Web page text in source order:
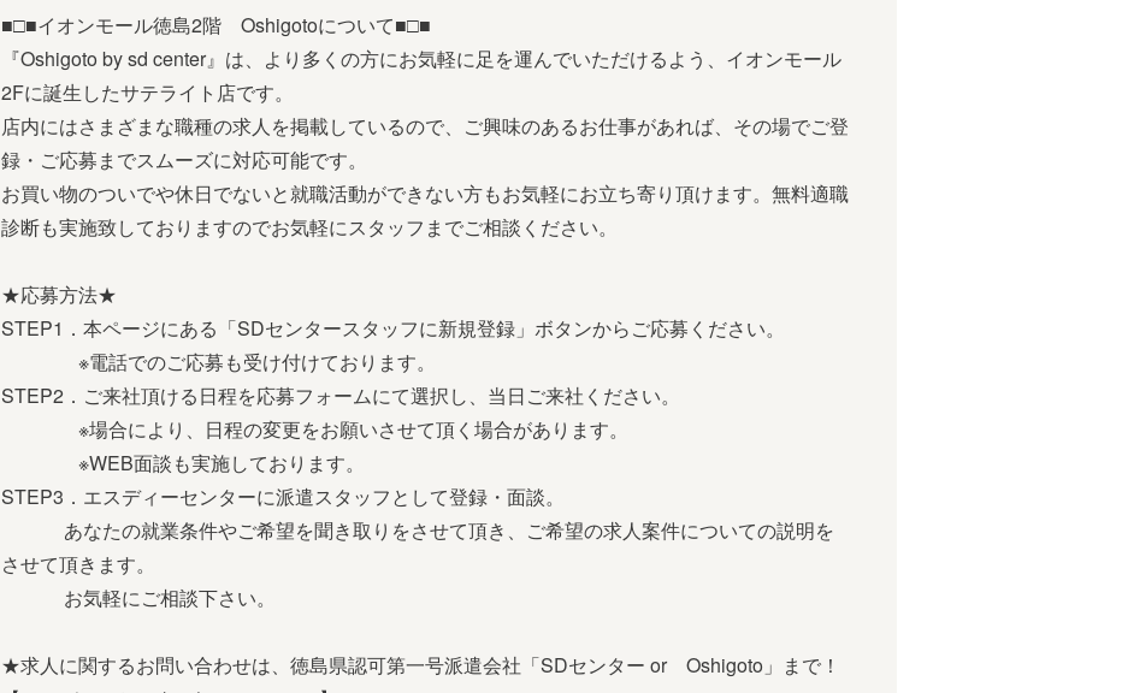
■□■イオンモール徳島2階 Oshigotoについて■□■
『Oshigoto by sd center』は、より多くの方にお気軽に足を運んでいただけるよう、イオンモール
2Fに誕生したサテライト店です。
店内にはさまざまな職種の求人を掲載しているので、ご興味のあるお仕事があれば、その場でご登
録・ご応募までスムーズに対応可能です。
お買い物のついでや休日でないと就職活動ができない方もお気軽にお立ち寄り頂けます。無料適職
診断も実施致しておりますのでお気軽にスタッフまでご相談ください。
★応募方法★
STEP1．本ページにある「SDセンタースタッフに新規登録」ボタンからご応募ください。
※電話でのご応募も受け付けております。
STEP2．ご来社頂ける日程を応募フォームにて選択し、当日ご来社ください。
※場合により、日程の変更をお願いさせて頂く場合があります。
※WEB面談も実施しております。
STEP3．エスディーセンターに派遣スタッフとして登録・面談。
あなたの就業条件やご希望を聞き取りをさせて頂き、ご希望の求人案件についての説明を
させて頂きます。
お気軽にご相談下さい。
★求人に関するお問い合わせは、徳島県認可第一号派遣会社「SDセンター or Oshigoto」まで！